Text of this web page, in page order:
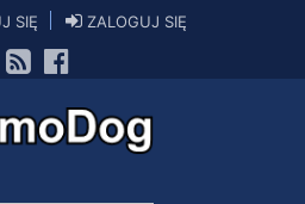
SIĘ ZALOGUJ SIĘ